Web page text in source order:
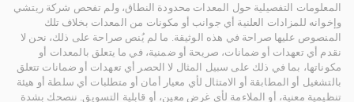
المعلومات التفصيلية حول المعدات محدودة النطاق، ولم تفحص شركة ريتشي
وإخوانه للمزادات العلنية أي جوانب أو مكونات من المعدات بخلاف تلك
المنصوص عليها صراحة في هذه الوثيقة. ما لم يُنص صراحة على ذلك، نحن لا
نقدم أي تعهدات أو ضمانات، صريحة أو ضمنية، في ما يتعلق بالمعدات أو
مكوناتها، بما في ذلك على سبيل المثال لا الحصر أي تعهدات أو ضمانات تتعلق
بالتشغيل أو المطابقة أو الامتثال لأي معيار أمان أو متطلبات أي سلطة أو هيئة
تنظيمية معنية، أو الملاءمة لأي غرض معين، أو قابلية التسويق. ننصحك بشدة